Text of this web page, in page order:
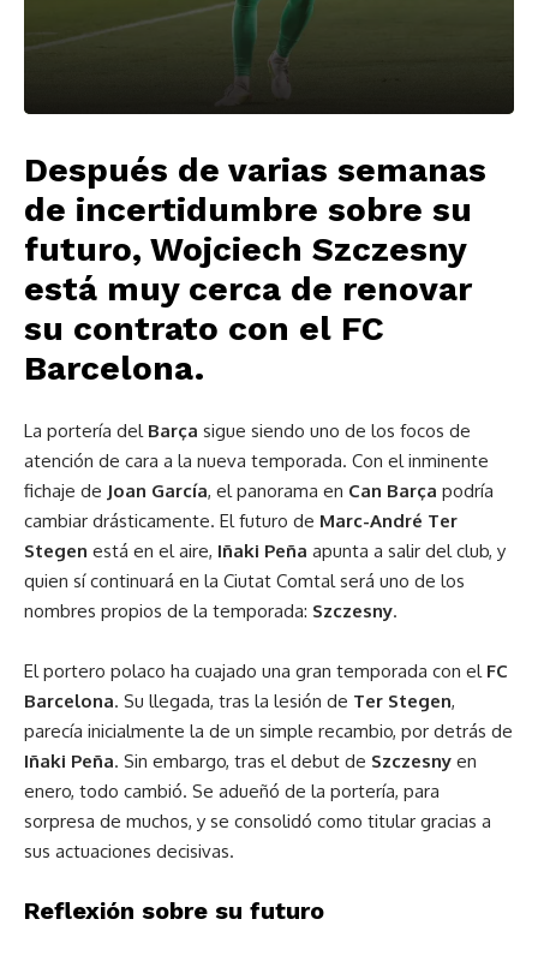
Después de varias semanas
de incertidumbre sobre su
futuro, Wojciech Szczesny
está muy cerca de renovar
su contrato con el FC
Barcelona.
La portería del Barça sigue siendo uno de los focos de
atención de cara a la nueva temporada. Con el inminente
fichaje de Joan García, el panorama en Can Barça podría
cambiar drásticamente. El futuro de Marc-André Ter
Stegen está en el aire, Iñaki Peña apunta a salir del club, y
quien sí continuará en la Ciutat Comtal será uno de los
nombres propios de la temporada: Szczesny.
El portero polaco ha cuajado una gran temporada con elFC
Barcelona. Su llegada, tras la lesión de Ter Stegen,
parecía inicialmente la de un simple recambio, por detrás de
Iñaki Peña. Sin embargo, tras el debut de Szczesny en
enero, todo cambió. Se adueñó de la portería, para
sorpresa de muchos, y se consolidó como titular gracias a
sus actuaciones decisivas.
Reflexión sobre su futuro